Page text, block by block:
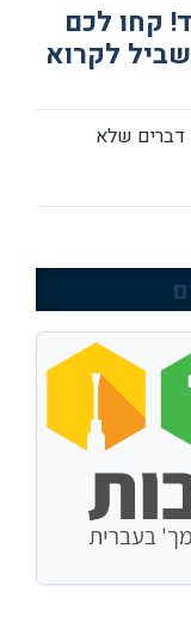
קחו לכם
לקרוא
דברים שלא